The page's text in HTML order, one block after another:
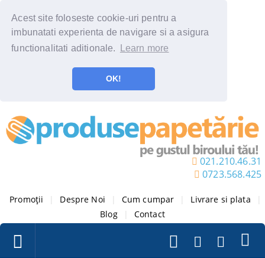
Acest site foloseste cookie-uri pentru a
imbunatati experienta de navigare si a asigura
functionalitati aditionale.
Learn more
OK!
021.210.46.31
0723.568.425
Promoții Despre Noi Cum cumpar Livrare si plata
Blog
Contact